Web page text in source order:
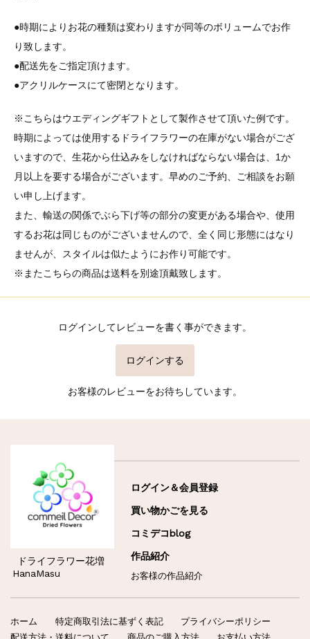
●時期によりお花の種類は変わりますが同等のボリュームでお作
り致します。
●配送先をご指定頂けます。
●アクリルケースにて密閉となります。
※こちらはウエディングギフトとして製作させて頂いた例です。
時期によっては使用するドライフラワーの在庫がない場合がござ
いますので、生花から仕込みをしなければならない場合は、1か
月以上を要する場合がございます。早めのご予約、ご相談をお願
い申し上げます。
また、輸送の関係でぶら下げ等の部分の変更がある場合や、使用
するお花は同じものがございませんので、全く同じ形態にはなり
ませんが、スタイルは似たようにお作り可能です。
※またこちらの商品は送料を別途頂戴致します。
ログインしてレビューを書く事ができます。
ログインする
お客様のレビューをお待ちしています。
ドライフラワー花増
HanaMasu
ログイン＆会員登録
買い物かごを見る
コミデコblog
作品紹介
お客様の作品紹介
ホーム 特定商取引法に基ずく表記
プライバシーポリシー